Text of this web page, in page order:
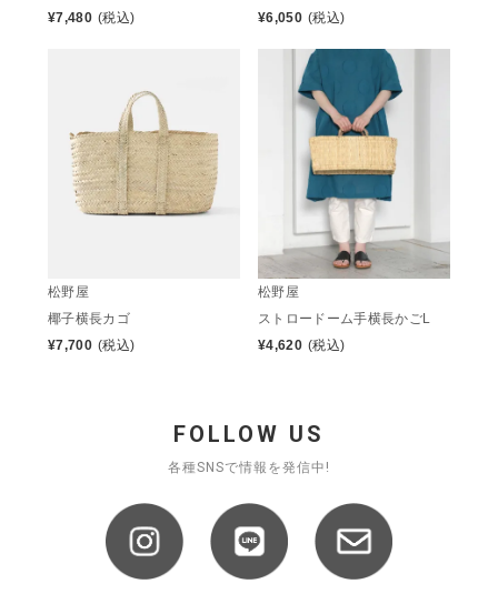
¥7,480 (税込)
¥6,050 (税込)
松野屋
椰子横長カゴ
¥7,700 (税込)
松野屋
ストロードーム手横長かごL
¥4,620 (税込)
FOLLOW US
各種SNSで情報を発信中!